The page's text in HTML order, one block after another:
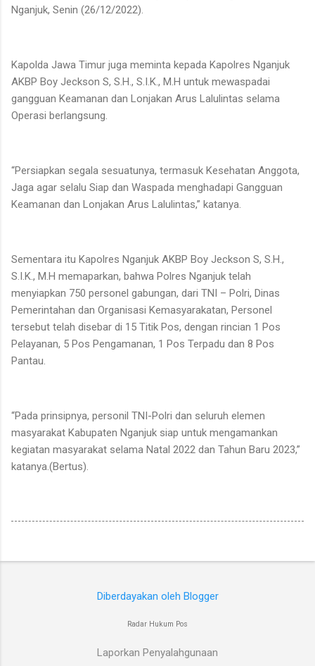
Nganjuk, Senin (26/12/2022).
Kapolda Jawa Timur juga meminta kepada Kapolres Nganjuk
AKBP Boy Jeckson S, S.H., S.I.K., M.H untuk mewaspadai
gangguan Keamanan dan Lonjakan Arus Lalulintas selama
Operasi berlangsung.
“Persiapkan segala sesuatunya, termasuk Kesehatan Anggota,
Jaga agar selalu Siap dan Waspada menghadapi Gangguan
Keamanan dan Lonjakan Arus Lalulintas,” katanya.
Sementara itu Kapolres Nganjuk AKBP Boy Jeckson S, S.H.,
S.I.K., M.H memaparkan, bahwa Polres Nganjuk telah
menyiapkan 750 personel gabungan, dari TNI – Polri, Dinas
Pemerintahan dan Organisasi Kemasyarakatan, Personel
tersebut telah disebar di 15 Titik Pos, dengan rincian 1 Pos
Pelayanan, 5 Pos Pengamanan, 1 Pos Terpadu dan 8 Pos
Pantau.
“Pada prinsipnya, personil TNI-Polri dan seluruh elemen
masyarakat Kabupaten Nganjuk siap untuk mengamankan
kegiatan masyarakat selama Natal 2022 dan Tahun Baru 2023,”
katanya.(Bertus).
Diberdayakan oleh Blogger
Radar Hukum Pos
Laporkan Penyalahgunaan